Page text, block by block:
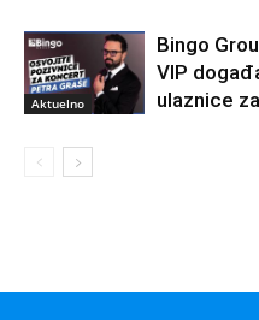
Aktuelno
Bingo
VIP
ulaznice